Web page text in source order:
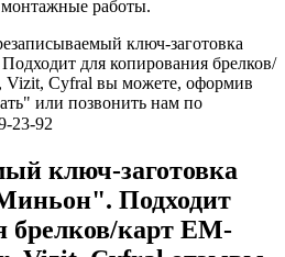
монтажные работы.
ключ-заготовка
для копирования брелков/
Vizit, Cyfral вы можете, оформив
или позвонить нам по
23-92
ключ-заготовка
Подходит
брелков/карт EM-